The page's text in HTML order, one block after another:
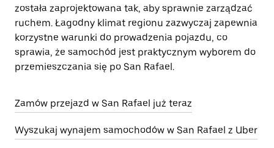
została zaprojektowana tak, aby sprawnie zarządzać
ruchem. Łagodny klimat regionu zazwyczaj zapewnia
korzystne warunki do prowadzenia pojazdu, co
sprawia, że samochód jest praktycznym wyborem do
przemieszczania się po San Rafael.
Zamów przejazd w San Rafael już teraz
Wyszukaj wynajem samochodów w San Rafael z Uber